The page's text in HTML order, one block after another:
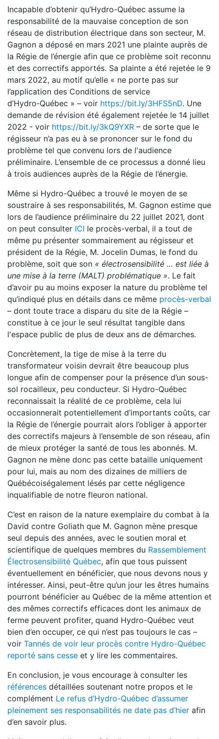
Incapable d’obtenir qu’Hydro-Québec assume la
responsabilité de la mauvaise conception de son
réseau de distribution électrique dans son secteur, M.
Gagnon a déposé en mars 2021 une plainte auprès de
la Régie de l’énergie afin que ce problème soit reconnu
et des correctifs apportés. Sa plainte a été rejetée le 9
mars 2022, au motif qu’elle « ne porte pas sur
l’application des Conditions de service
d’Hydro‑Québec » – voir https://bit.ly/3HFS5nD. Une
demande de révision été également rejetée le 14 juillet
2022 - voir https://bit.ly/3kQ9YXR – de sorte que le
régisseur n’a pas eu à se prononcer sur le fond du
problème tel que convenu lors de l'audience
préliminaire. L’ensemble de ce processus a donné lieu
à trois audiences auprès de la Régie de l’énergie.
Même si Hydro-Québec a trouvé le moyen de se
soustraire à ses responsabilités, M. Gagnon estime que
lors de l’audience préliminaire du 22 juillet 2021, dont
on peut consulter ICI le procès-verbal, il a tout de
même pu présenter sommairement au régisseur et
président de la Régie, M. Jocelin Dumas, le fond du
problème, soit que son « électrosensibilité … est liée à
une mise à la terre (MALT) problématique ». Le fait
d’avoir pu au moins exposer la nature du problème tel
qu’indiqué plus en détails dans ce même procès-verbal
– dont toute trace a disparu du site de la Régie –
constitue à ce jour le seul résultat tangible dans
l'espace public de plus de deux ans de démarches.
Concrètement, la tige de mise à la terre du
transformateur voisin devrait être beaucoup plus
longue afin de compenser pour la présence d’un sous-
sol rocailleux, peu conducteur. Si Hydro-Québec
reconnaissait la réalité de ce problème, cela lui
occasionnerait potentiellement d’importants coûts, car
la Régie de l’énergie pourrait alors l’obliger à apporter
des correctifs majeurs à l’ensemble de son réseau, afin
de mieux protéger la santé de tous les abonnés. M.
Gagnon ne mène donc pas cette bataille uniquement
pour lui, mais au nom des dizaines de milliers de
Québécoiségalement lésés par cette négligence
inqualifiable de notre fleuron national.
C’est en raison de la nature exemplaire du combat à la
David contre Goliath que M. Gagnon mène presque
seul depuis des années, avec le soutien moral et
scientifique de quelques membres du Rassemblement
Électrosensibilité Québec, afin que tous puissent
éventuellement en bénéficier, que nous devons nous y
intéresser. Ainsi, peut-être qu’un jour les êtres humains
pourront bénéficier au Québec de la même attention et
des mêmes correctifs efficaces dont les animaux de
ferme peuvent profiter, quand Hydro-Québec veut
bien d’en occuper, ce qui n’est pas toujours le cas –
voir Tannés de voir leur procès contre Hydro-Québec
reporté sans cesse et y lire les commentaires.
En conclusion, je vous encourage à consulter les
références détaillées soutenant notre propos et le
complément Le refus d’Hydro-Québec d’assumer
pleinement ses responsabilités ne date pas d’hier afin
d’en savoir plus.